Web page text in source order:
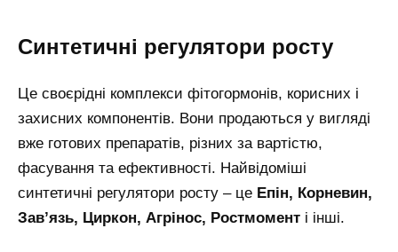
Синтетичні регулятори росту
Це своєрідні комплекси фітогормонів, корисних і
захисних компонентів. Вони продаються у вигляді
вже готових препаратів, різних за вартістю,
фасування та ефективності. Найвідоміші
синтетичні регулятори росту – це Епін, Корневин,
Зав’язь, Циркон, Агрінос, Ростмомент і інші.